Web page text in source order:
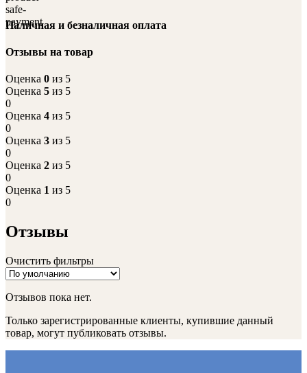
Наличная и безналичная оплата
Отзывы на товар
Оценка 0 из 5
Оценка 5 из 5
0
Оценка 4 из 5
0
Оценка 3 из 5
0
Оценка 2 из 5
0
Оценка 1 из 5
0
Отзывы
Очистить фильтры
Отзывов пока нет.
Только зарегистрированные клиенты, купившие данный
товар, могут публиковать отзывы.